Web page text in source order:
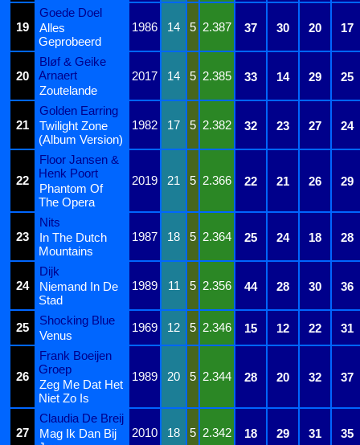
19
Goede Doel
1986
14 5 2.387 37 30 20 17
Alles
Geprobeerd
20
Bløf & Geike
Arnaert
2017 14 5 2.385 33 14 29
25
Zoutelande
21
Golden Earring
1982
17 5 2.382 32 23 27 24
Twilight Zone
(Album Version)
22
Floor Jansen &
Henk Poort
2019 21 5 2.366 22 21 26 29
Phantom Of
The Opera
23
Nits
1987
18 5 2.364 25 24 18 28
In The Dutch
Mountains
24
Dijk
1989
11 5 2.356 44 28 30 36
Niemand In De
Stad
25
Shocking Blue
1969 12 5 2.346 15 12 22 31
Venus
26
Frank Boeijen
Groep
1989 20 5 2.344 28 20 32 37
Zeg Me Dat Het
Niet Zo Is
27
Claudia De Breij
2010
18 5 2.342 18 29 31 35
Mag Ik Dan Bij